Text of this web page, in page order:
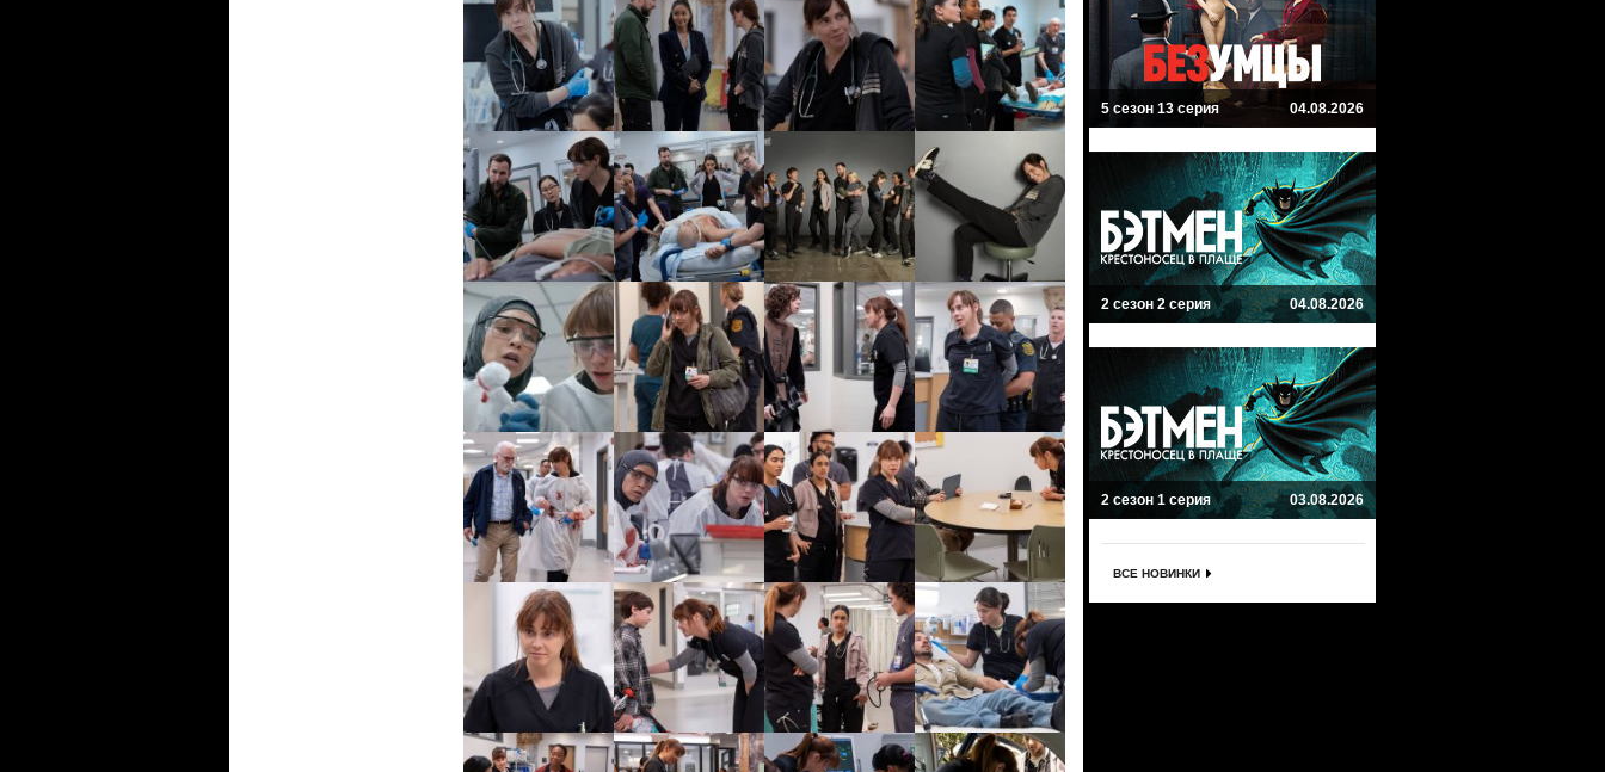
5 сезон 13 серия 04.08.2026
2 сезон 2 серия 04.08.2026
2 сезон 1 серия 03.08.2026
ВСЕ НОВИНКИ